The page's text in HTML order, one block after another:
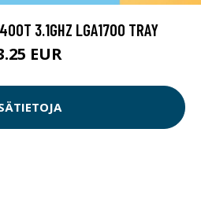
3.1GHZ LGA1700 TRAY
EUR